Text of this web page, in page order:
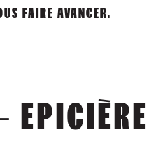
FAIRE AVANCER.
EPICIÈRE